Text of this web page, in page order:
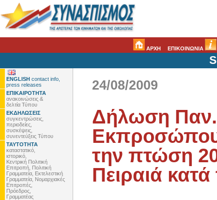
ΑΡΧΗ ΕΠΙΚΟΙΝΩΝΙΑ
ENGLISH contact info,
press releases
ΕΠΙΚΑΙΡΟΤΗΤΑ
ανακοινώσεις &
δελτία Τύπου
ΕΚΔΗΛΩΣΕΙΣ
συγκεντρώσεις,
περιοδείες,
συσκέψεις,
συνεντεύξεις Τύπου
ΤΑΥΤΟΤΗΤΑ
καταστατικό,
ιστορικό,
Κεντρική Πολιτική
Επιτροπή, Πολιτική
Γραμματεία, Εκτελεστική
Γραμματεία, Νομαρχιακές
Επιτροπές,
Πρόεδρος,
Γραμματέας
24/08/2009
Δήλωση Παν.
την πτώση
Πειραιά κατά